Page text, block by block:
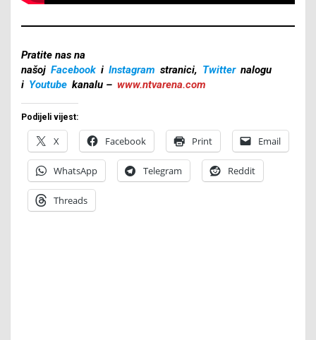
Pratite nas na
našoj Facebook i Instagram stranici, Twitter nalogu
i Youtube kanalu – www.ntvarena.com
Podijeli vijest:
X Facebook Print Email
WhatsApp Telegram Reddit
Threads